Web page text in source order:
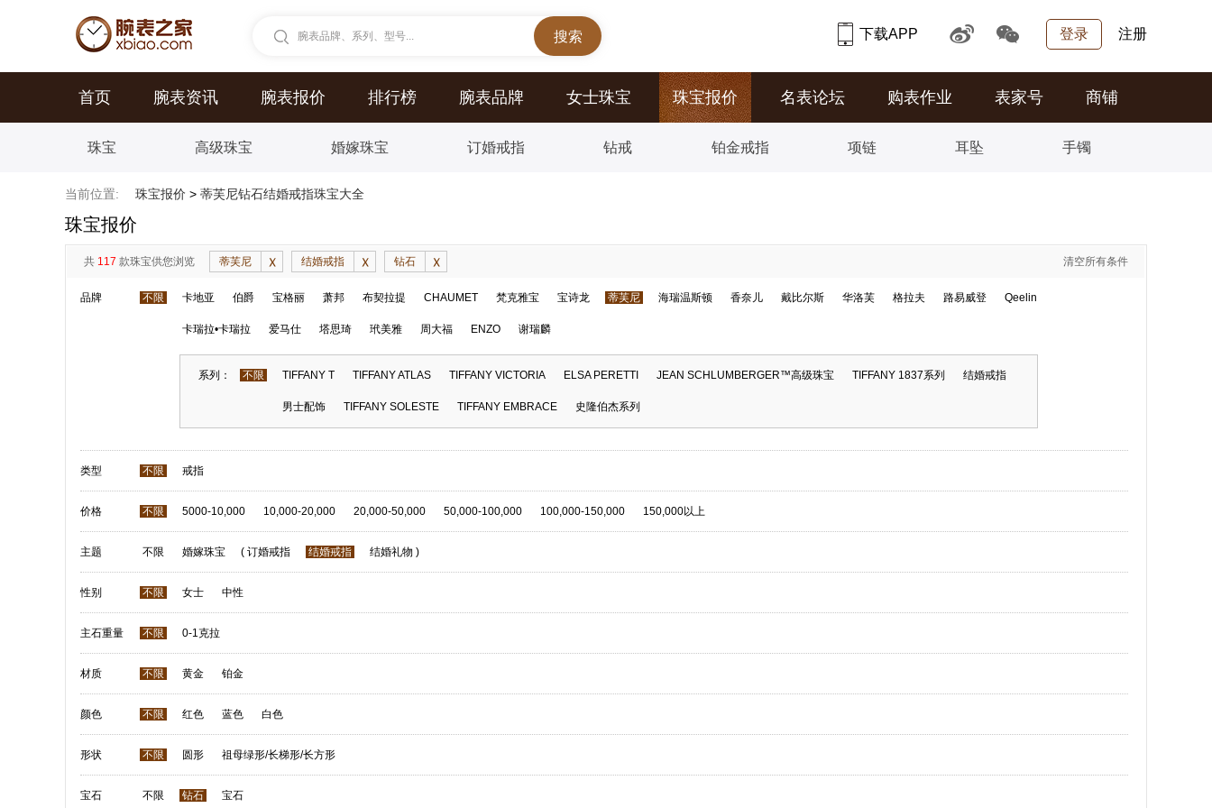
腕表品牌、系列、型号... 登录 注册
下载APP
首页 腕表资讯 腕表报价 排行榜 腕表品牌 女士珠宝 珠宝报价 名表论坛 购表作业 表家号 商铺
珠宝 高级珠宝 婚嫁珠宝 订婚戒指 钻戒 铂金戒指 项链 耳坠 手镯
当前位置: 珠宝报价 > 蒂芙尼钻石结婚戒指珠宝大全
珠宝报价
共 117 款珠宝供您浏览 蒂芙尼 结婚戒指 钻石 清空所有条件
品牌 不限 卡地亚 伯爵 宝格丽 萧邦 布契拉提 CHAUMET 梵克雅宝 宝诗龙 蒂芙尼 海瑞温斯顿 香奈儿 戴比尔斯 华洛芙 格拉夫 路易威登 Qeelin
卡瑞拉•卡瑞拉 爱马仕 塔思琦 玳美雅 周大福 ENZO 谢瑞麟
系列： 不限 TIFFANY T TIFFANY ATLAS TIFFANY VICTORIA ELSA PERETTI JEAN SCHLUMBERGER™高级珠宝 TIFFANY 1837系列 结婚戒指
男士配饰 TIFFANY SOLESTE TIFFANY EMBRACE 史隆伯杰系列
类型 不限 戒指
价格 不限 5000-10,000 10,000-20,000 20,000-50,000 50,000-100,000 100,000-150,000 150,000以上
主题 不限 婚嫁珠宝 ( 订婚戒指 结婚戒指 结婚礼物 )
性别 不限 女士 中性
主石重量 不限 0-1克拉
材质 不限 黄金 铂金
颜色 不限 红色 蓝色 白色
形状 不限 圆形 祖母绿形/长梯形/长方形
宝石 不限 钻石 宝石